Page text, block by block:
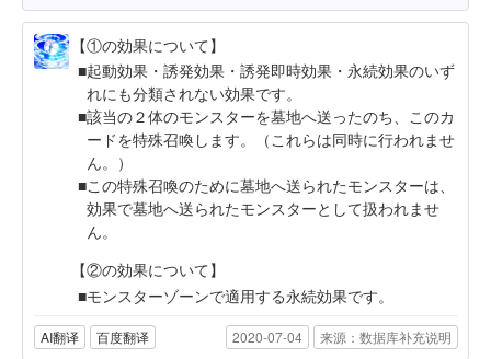
【①の効果について】
起動効果・誘発効果・誘発即時効果・永続効果のいず
れにも分類されない効果です。
該当の２体のモンスターを墓地へ送ったのち、このカ
ードを特殊召喚します。（これらは同時に行われませ
ん。）
この特殊召喚のために墓地へ送られたモンスターは、
効果で墓地へ送られたモンスターとして扱われませ
ん。
【②の効果について】
モンスターゾーンで適用する永続効果です。
AI翻译 百度翻译 2020-07-04 来源：数据库补充说明